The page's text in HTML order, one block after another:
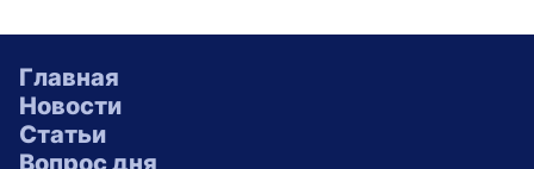
Главная
Новости
Статьи
Вопрос дня